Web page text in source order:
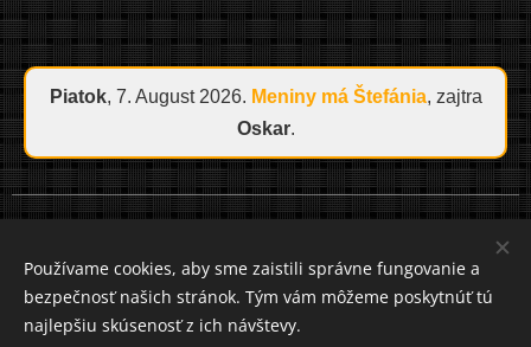
Piatok, 7. August 2026. Meniny má Štefánia, zajtra
Oskar.
Cookies
Jazyky
Čeština
Používame cookies, aby sme zaistili správne fungovanie a
bezpečnosť našich stránok. Tým vám môžeme poskytnúť tú
najlepšiu skúsenosť z ich návštevy.